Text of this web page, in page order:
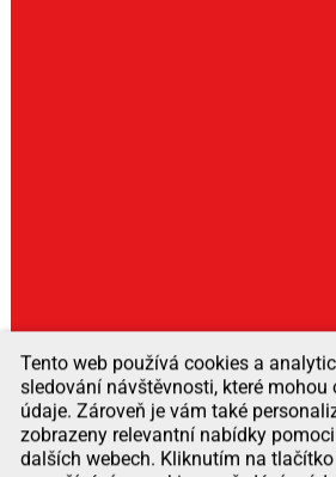
Tento web používá cookies a
sledování návštěvnosti, které
údaje. Zároveň je vám také
zobrazeny relevantní nabídky
dalších webech. Kliknutím na